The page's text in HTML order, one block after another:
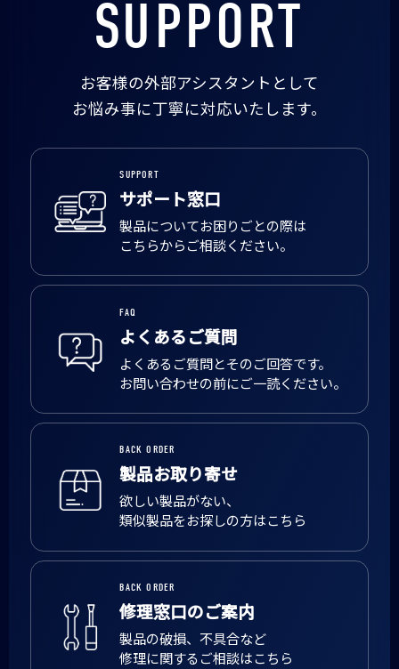
SUPPORT
お客様の外部アシスタントとして
お悩み事に丁寧に対応いたします。
SUPPORT
サポート窓口
製品についてお困りごとの際は
こちらからご相談ください。
FAQ
よくあるご質問
よくあるご質問とそのご回答です。
お問い合わせの前にご一読ください。
BACK ORDER
製品お取り寄せ
欲しい製品がない、
類似製品をお探しの方はこちら
BACK ORDER
修理窓口のご案内
製品の破損、不具合など
修理に関するご相談はこちら